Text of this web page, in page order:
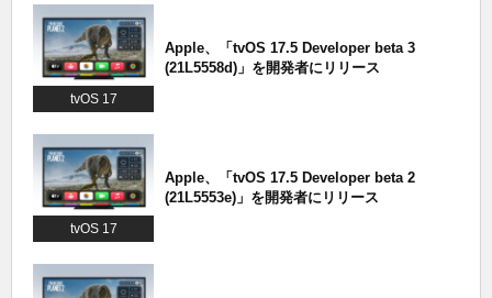
tvOS 17
Apple、「tvOS 17.5 Developer beta 3
(21L5558d)」を開発者にリリース
tvOS 17
Apple、「tvOS 17.5 Developer beta 2
(21L5553e)」を開発者にリリース